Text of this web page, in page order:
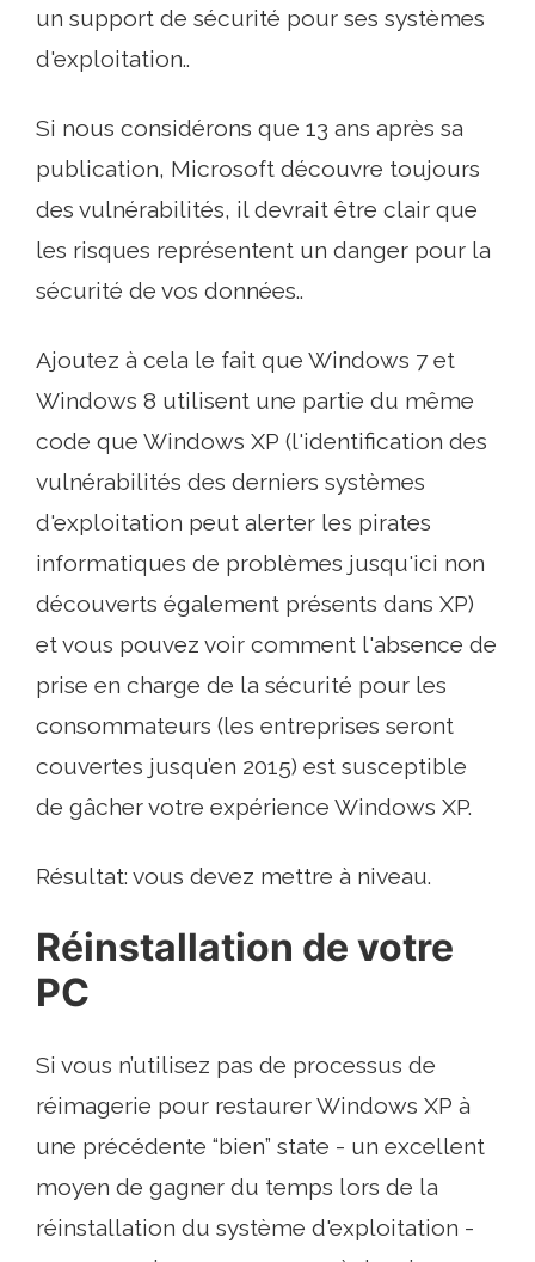
un support de sécurité pour ses systèmes
d'exploitation..
Si nous considérons que 13 ans après sa
publication, Microsoft découvre toujours
des vulnérabilités, il devrait être clair que
les risques représentent un danger pour la
sécurité de vos données..
Ajoutez à cela le fait que Windows 7 et
Windows 8 utilisent une partie du même
code que Windows XP (l'identification des
vulnérabilités des derniers systèmes
d'exploitation peut alerter les pirates
informatiques de problèmes jusqu'ici non
découverts également présents dans XP)
et vous pouvez voir comment l'absence de
prise en charge de la sécurité pour les
consommateurs (les entreprises seront
couvertes jusqu’en 2015) est susceptible
de gâcher votre expérience Windows XP.
Résultat: vous devez mettre à niveau.
Réinstallation de votre
PC
Si vous n’utilisez pas de processus de
réimagerie pour restaurer Windows XP à
une précédente “bien” state - un excellent
moyen de gagner du temps lors de la
réinstallation du système d'exploitation -